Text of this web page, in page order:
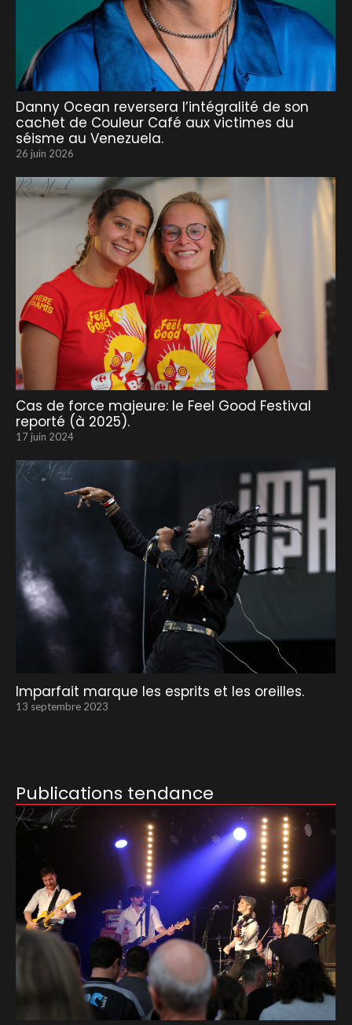
Danny Ocean reversera l’intégralité de son
cachet de Couleur Café aux victimes du
séisme au Venezuela.
26 juin 2026
Cas de force majeure: le Feel Good Festival
reporté (à 2025).
17 juin 2024
Imparfait marque les esprits et les oreilles.
13 septembre 2023
Publications tendance